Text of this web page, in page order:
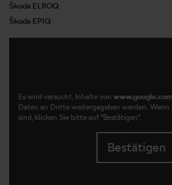
Škoda ELROQ
Škoda EPIQ
Es wird versucht, Inhalte von www.google.com
Daten an Dritte weitergegeben werden. Wenn
sind, klicken Sie bitte auf "Bestätigen".
Bestätigen